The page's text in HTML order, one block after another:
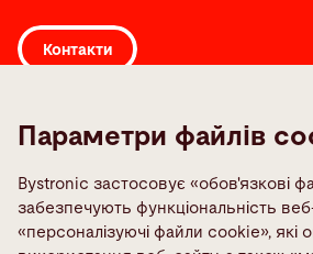
Контакти
Media Center
Quality policies
TeamViewer
Параметри файлів
Bystronic застосовує «обов'язкові
забезпечують функціональність
«персоналізуючі файли cookie», які